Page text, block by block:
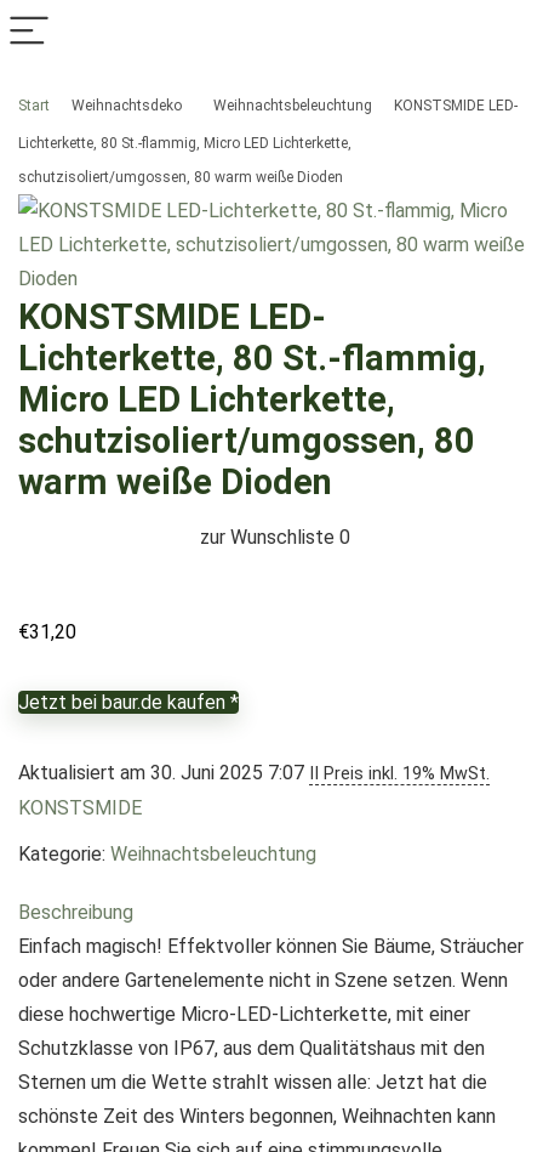
Start Weihnachtsdeko Weihnachtsbeleuchtung KONSTSMIDE LED-
Lichterkette, 80 St.-flammig, Micro LED Lichterkette,
schutzisoliert/umgossen, 80 warm weiße Dioden
KONSTSMIDE LED-
Lichterkette, 80 St.-flammig,
Micro LED Lichterkette,
schutzisoliert/umgossen, 80
warm weiße Dioden
zur Wunschliste 0
€31,20
Jetzt bei baur.de kaufen *
Aktualisiert am 30. Juni 2025 7:07 II Preis inkl. 19% MwSt.
KONSTSMIDE
Kategorie: Weihnachtsbeleuchtung
Beschreibung
Einfach magisch! Effektvoller können Sie Bäume, Sträucher
oder andere Gartenelemente nicht in Szene setzen. Wenn
diese hochwertige Micro-LED-Lichterkette, mit einer
Schutzklasse von IP67, aus dem Qualitätshaus mit den
Sternen um die Wette strahlt wissen alle: Jetzt hat die
schönste Zeit des Winters begonnen, Weihnachten kann